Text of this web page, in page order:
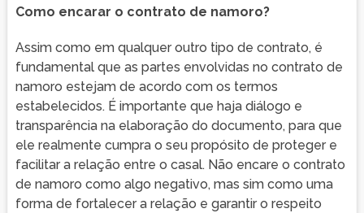
Como encarar o contrato de namoro?
Assim como em qualquer outro tipo de contrato, é
fundamental que as partes envolvidas no contrato de
namoro estejam de acordo com os termos
estabelecidos. É importante que haja diálogo e
transparência na elaboração do documento, para que
ele realmente cumpra o seu propósito de proteger e
facilitar a relação entre o casal. Não encare o contrato
de namoro como algo negativo, mas sim como uma
forma de fortalecer a relação e garantir o respeito